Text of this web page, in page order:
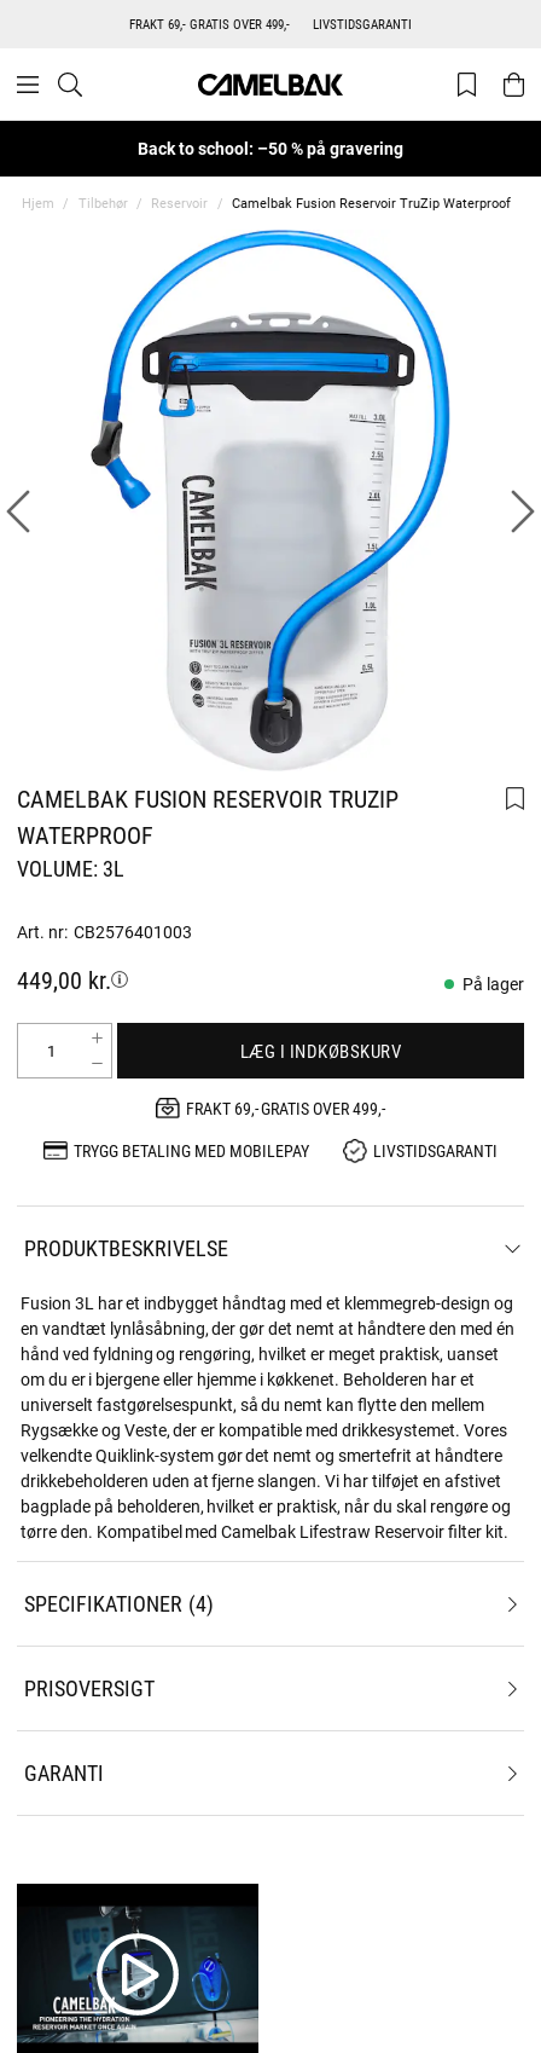
FRAKT 69,- GRATIS OVER 499,- LIVSTIDSGARANTI
Back to school: –50 % på gravering
Hjem Tilbehør Reservoir Camelbak Fusion Reservoir TruZip Waterproof
CAMELBAK FUSION RESERVOIR TRUZIP
WATERPROOF
VOLUME: 3L
Art. nr: CB2576401003
449,00 kr. På lager
LÆG I INDKØBSKURV
FRAKT 69,- GRATIS OVER 499,-
TRYGG BETALING MED MOBILEPAY
LIVSTIDSGARANTI
PRODUKTBESKRIVELSE
Fusion 3L har et indbygget håndtag med et klemmegreb-design og
en vandtæt lynlåsåbning, der gør det nemt at håndtere den med én
hånd ved fyldning og rengøring, hvilket er meget praktisk, uanset
om du er i bjergene eller hjemme i køkkenet. Beholderen har et
universelt fastgørelsespunkt, så du nemt kan flytte den mellem
Rygsække og Veste, der er kompatible med drikkesystemet. Vores
velkendte Quiklink-system gør det nemt og smertefrit at håndtere
drikkebeholderen uden at fjerne slangen. Vi har tilføjet en afstivet
bagplade på beholderen, hvilket er praktisk, når du skal rengøre og
tørre den. Kompatibel med Camelbak Lifestraw Reservoir filter kit.
SPECIFIKATIONER 4
PRISOVERSIGT
GARANTI